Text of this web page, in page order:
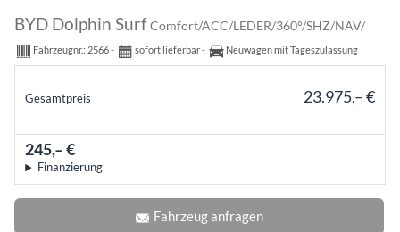
BYD Dolphin SurfComfort/ACC/LEDER/360°/SHZ/NAV/
Fahrzeugnr.: 2566 sofort lieferbar Neuwagen mit Tageszulassung
Gesamtpreis 23.975,– €
245,– €
Finanzierung
Fahrzeug anfragen